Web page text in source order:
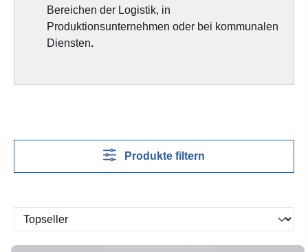
Bereichen der Logistik, in
Produktionsunternehmen oder bei kommunalen
Diensten.
Produkte filtern